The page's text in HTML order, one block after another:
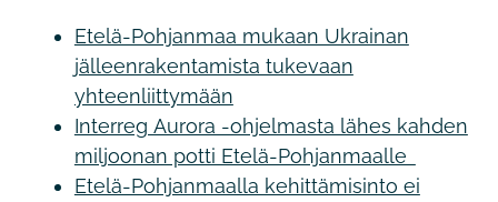
Etelä-Pohjanmaa mukaan Ukrainan
jälleenrakentamista tukevaan
yhteenliittymään
Interreg Aurora -ohjelmasta lähes kahden
miljoonan potti Etelä-Pohjanmaalle
Etelä-Pohjanmaalla kehittämisinto ei